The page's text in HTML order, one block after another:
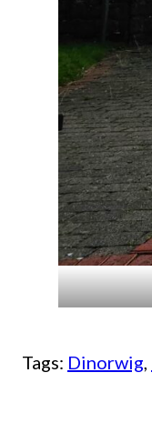
Tags: Dinorwig,